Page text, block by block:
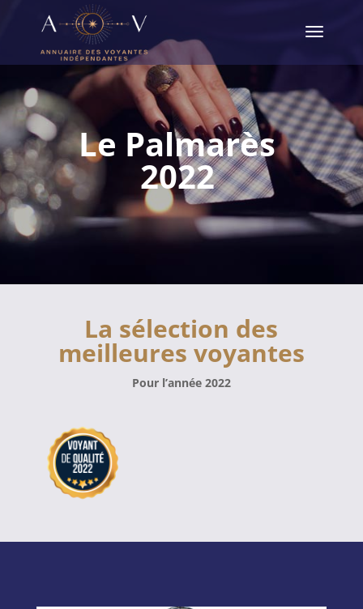
Le Palmarès
2022
La sélection des
meilleures voyantes
Pour l’année 2022